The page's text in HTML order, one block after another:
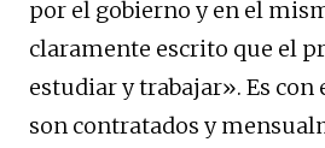
por el gobierno y en el
claramente escrito que el
estudiar y trabajar». Es
son contratados y